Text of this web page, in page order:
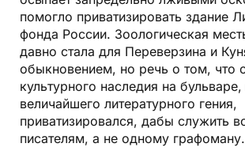
помогло приватизировать здание
фонда России. Зоологическая
давно стала для Переверзина и
обыкновением, но речь о том, что
культурного наследия на
величайшего литературного гения,
приватизировался, дабы служить
писателям, а не одному графоману.